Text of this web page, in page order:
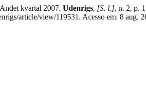
kvartal 2007. Udenrigs, [S. l.], n. 2, p.
article/view/119531. Acesso em: 8 aug.